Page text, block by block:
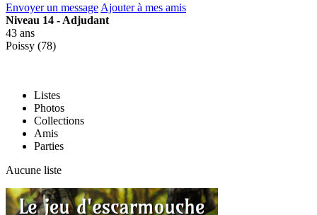
Envoyer un message Ajouter à mes amis
Niveau 14 - Adjudant
43 ans
Poissy (78)
Listes
Photos
Collections
Amis
Parties
Aucune liste